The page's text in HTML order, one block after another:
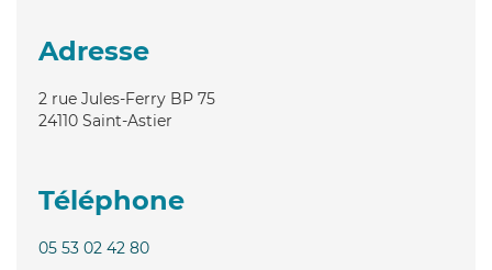
Adresse
2 rue Jules-Ferry BP 75
24110 Saint-Astier
Téléphone
05 53 02 42 80